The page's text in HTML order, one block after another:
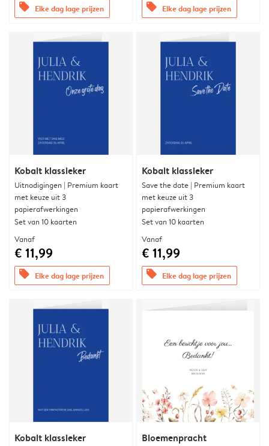
offers Elke dag lage prijzen offers Elke dag lage prijzen
Kobalt klassieker
Uitnodigingen | Premium kaart
met keuze uit 3
papierafwerkingen
Set van 10 kaarten
Vanaf
€ 11,99
offers Elke dag lage prijzen
Kobalt klassieker
Save the date | Premium kaart
met keuze uit 3
papierafwerkingen
Set van 10 kaarten
Vanaf
€ 11,99
offers Elke dag lage prijzen
Kobalt klassieker Bloemenpracht